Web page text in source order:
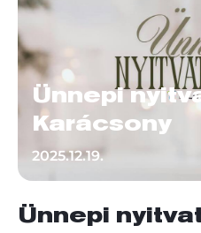
Ünnepi
Karácsony
2025.12.19.
Ünnepi